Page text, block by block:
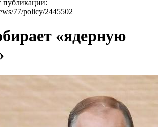
публикации:
77/policy/2445502
«ядерную